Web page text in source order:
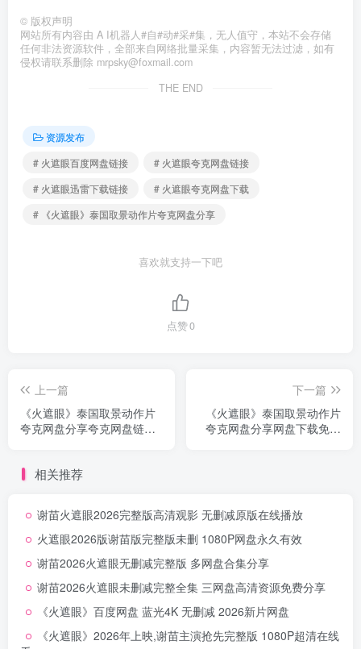
© 版权声明
网站所有内容由 A I机器人#自#动#采#集，无人值守，本站不会存储
任何非法资源软件，全部来自网络批量采集，内容暂无法过滤，如有
侵权请联系删除 mrpsky@foxmail.com
THE END
资源发布
# 火遮眼百度网盘链接
# 火遮眼夸克网盘链接
# 火遮眼迅雷下载链接
# 火遮眼夸克网盘下载
# 《火遮眼》泰国取景动作片夸克网盘分享
喜欢就支持一下吧
点赞0
上一篇
《火遮眼》泰国取景动作片
夸克网盘分享夸克网盘链接
下一篇
《火遮眼》泰国取景动作片
夸克网盘分享网盘下载免费
相关推荐
谢苗火遮眼2026完整版高清观影 无删减原版在线播放
火遮眼2026版谢苗版完整版未删 1080P网盘永久有效
谢苗2026火遮眼无删减完整版 多网盘合集分享
谢苗2026火遮眼未删减完整全集 三网盘高清资源免费分享
《火遮眼》百度网盘 蓝光4K 无删减 2026新片网盘
《火遮眼》2026年上映,谢苗主演抢先完整版 1080P超清在线